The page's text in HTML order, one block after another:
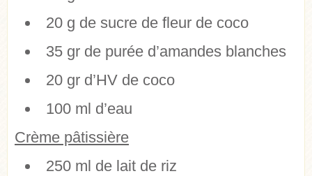
20 g de sucre de fleur de coco
35 gr de purée d’amandes blanches
20 gr d’HV de coco
100 ml d’eau
Crème pâtissière
250 ml de lait de riz